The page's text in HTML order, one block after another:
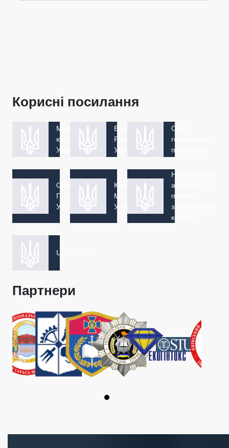
Корисні посилання
Міністерство
юстиції
України
Верховна
Рада
України
Офіс
генерального
прокурора
Офіс
Президент
України
Кабінет
Меністрів
України
Національне
агенество з
питань
ззапобігання
корупції
UNITED24
Партнери